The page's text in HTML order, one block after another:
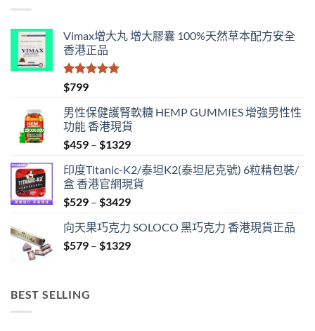
Vimax增大丸 增大膠囊 100%天然草本配方安全
香港正品
評分
滿分 5
$799
男性保健護腎軟糖 HEMP GUMMIES 增強男性性
功能 香港現貨
$459 – $1329Price
$459
through
$1329
印度Titanic-K2/泰坦K2(泰坦尼克號) 6粒精包裝/
盒 香港官網現貨
$529 – $3429Price
$529
through
向天果巧克力 SOLOCO 黑巧克力 香港現貨正品
$579 – $1329Price
BEST SELLING